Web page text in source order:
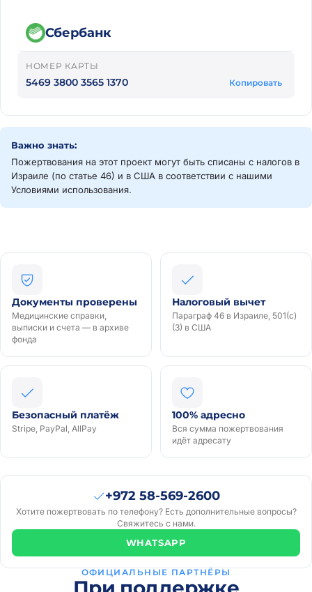
Сбербанк
НОМЕР КАРТЫ
5469 3800 3565 1370 Копировать
Важно знать:
Пожертвования на этот проект могут быть списаны с налогов в
Израиле (по статье 46) и в США в соответствии с нашими
Условиями использования.
Документы проверены
Медицинские справки,
выписки и счета — в архиве
фонда
Налоговый вычет
Параграф 46 в Израиле, 501(c)
(3) в США
Безопасный платёж
Stripe, PayPal, AllPay
100% адресно
Вся сумма пожертвования
идёт адресату
+972 58-569-2600
Хотите пожертвовать по телефону? Есть дополнительные вопросы?
Свяжитесь с нами.
WHATSAPP
ОФИЦИАЛЬНЫЕ ПАРТНЁРЫ